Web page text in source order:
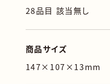
28品目 該当無し
商品サイズ
147×107×13mm